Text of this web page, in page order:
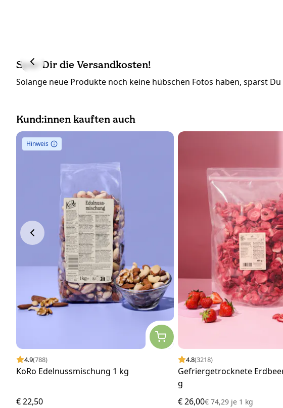
Spar Dir die Versandkosten!
Solange neue Produkte noch keine hübschen Fotos haben, sparst
Kund:innen kauften auch
Hinweis
4.9(788)
KoRo Edelnussmischung 1 kg
€ 22,50
4.8(3218)
Gefriergetrocknete
g
€ 26,00€ 74,29 je 1 kg